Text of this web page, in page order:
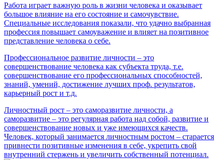
Работа играет важную роль в жизни человека и оказывает
большое влияние на его состояние и самочувствие.
Специальные исследования показали, что удачно выбранная
профессия повышает самоуважение и влияет на позитивное
представление человека о себе.
Профессиональное развитие личности – это
совершенствование человека как субъекта труда, т.е.
совершенствование его профессиональных способностей,
знаний, умений, достижение лучших проф. результатов,
карьерный рост и т.д.
Личностный рост – это саморазвитие личности, а
саморазвитие – это регулярная работа над собой, развитие и
совершенствование новых и уже имеющихся качеств.
Человек, который занимается личностным ростом – старается
привнести позитивные изменения в себе, укрепить свой
внутренний стержень и увеличить собственный потенциал.